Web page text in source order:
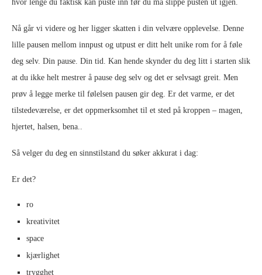
hvor lenge du faktisk kan puste inn før du må slippe pusten ut igjen.
Nå går vi videre og her ligger skatten i din velvære opplevelse. Denne
lille pausen mellom innpust og utpust er ditt helt unike rom for å føle
deg selv. Din pause. Din tid. Kan hende skynder du deg litt i starten slik
at du ikke helt mestrer å pause deg selv og det er selvsagt greit. Men
prøv å legge merke til følelsen pausen gir deg. Er det varme, er det
tilstedeværelse, er det oppmerksomhet til et sted på kroppen – magen,
hjertet, halsen, bena..
Så velger du deg en sinnstilstand du søker akkurat i dag:
Er det?
ro
kreativitet
space
kjærlighet
trygghet